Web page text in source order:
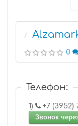
7
0
Телефон:
1)
Звонок